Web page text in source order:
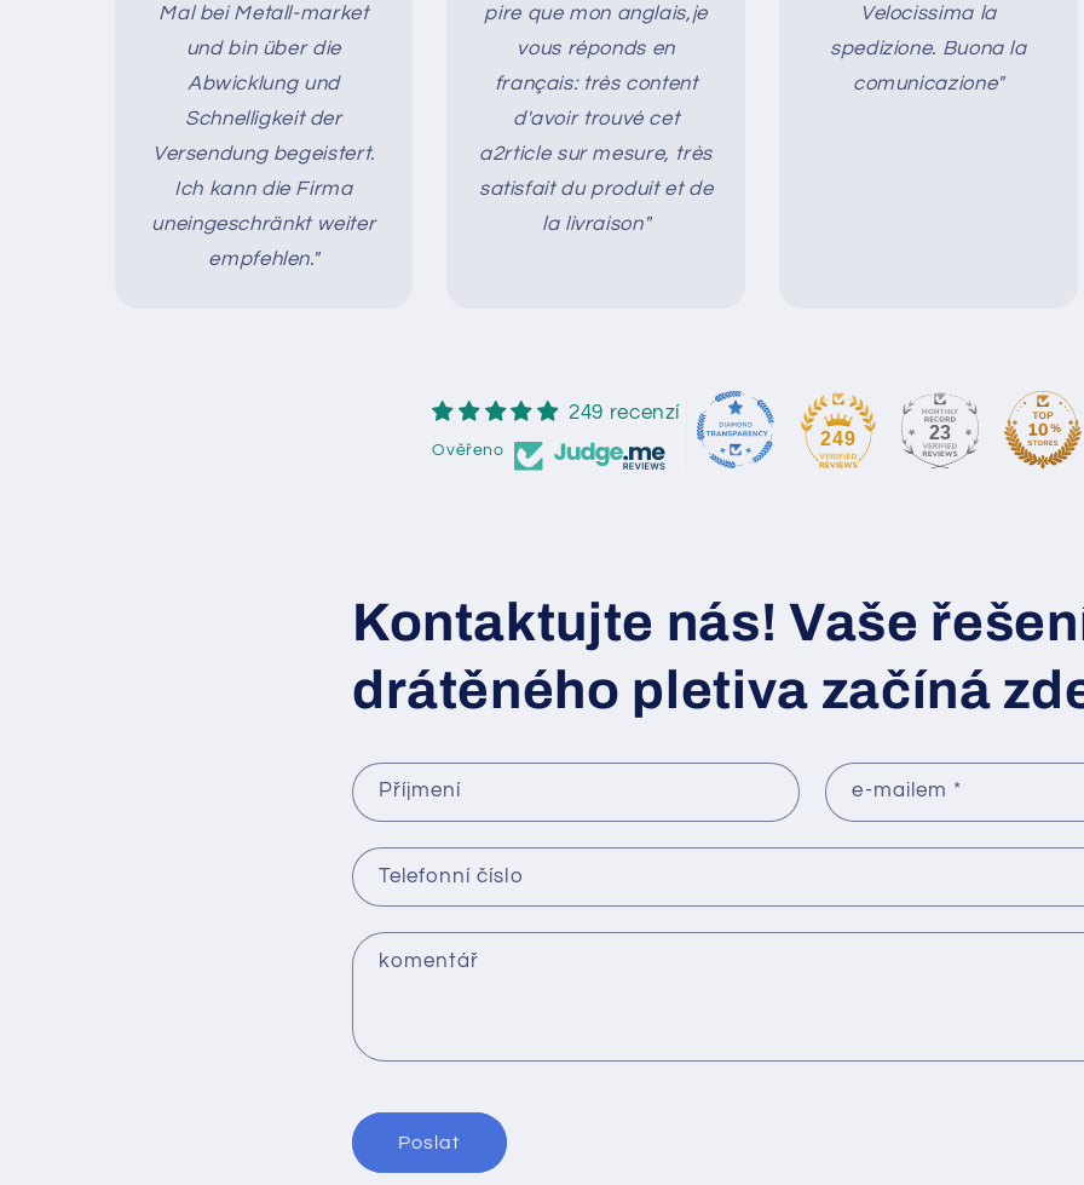
Mal bei Metall-market
und bin über die
Abwicklung und
Schnelligkeit der
Versendung begeistert.
Ich kann die Firma
uneingeschränkt weiter
empfehlen."
pire que mon anglais,je
vous réponds en
français: très content
d'avoir trouvé cet
a2rticle sur mesure, très
satisfait du produit et de
la livraison"
Velocissima la
spedizione. Buona la
comunicazione"
249 recenzí
Ověřeno
249 23
Kontaktujte nás! Vaše
drátěného pletiva začíná
Příjmení e-mailem *
Telefonní číslo
komentář
Poslat